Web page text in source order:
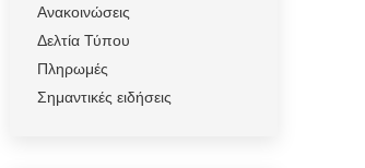
Ανακοινώσεις
Δελτία Τύπου
Πληρωμές
Σημαντικές ειδήσεις